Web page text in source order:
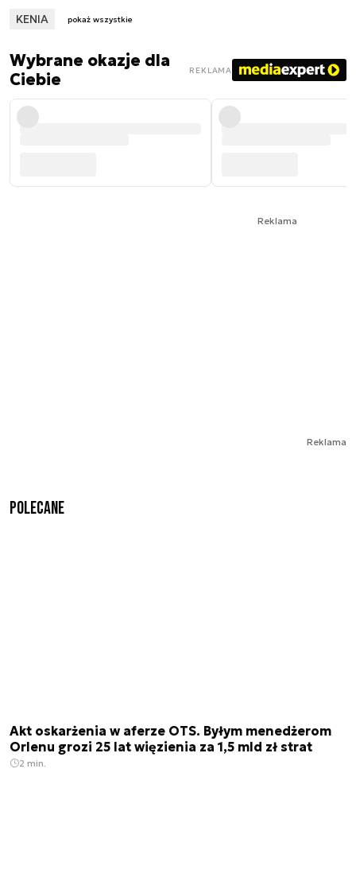
KENIA pokaż wszystkie
Wybrane okazje dla
Ciebie
REKLAMA
Reklama
Reklama
Polecane
Akt oskarżenia w aferze OTS. Byłym menedżerom
Orlenu grozi 25 lat więzienia za 1,5 mld zł strat
2 min.